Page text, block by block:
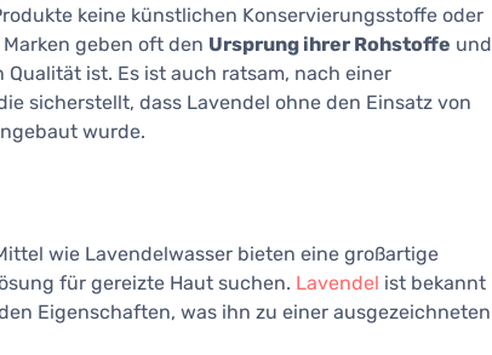
keine künstlichen Konservierungsstoffe oder
geben oft den Ursprung ihrer Rohstoffe und
Qualität ist. Es ist auch ratsam, nach einer
sicherstellt, dass Lavendel ohne den Einsatz von
wurde.
wie Lavendelwasser bieten eine großartige
für gereizte Haut suchen. Lavendel ist bekannt
Eigenschaften, was ihn zu einer ausgezeichneten